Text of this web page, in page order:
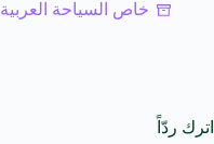
خاص السياحة العربية
اترك ردّاً